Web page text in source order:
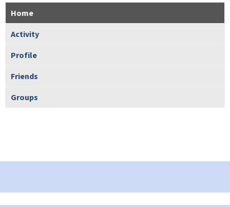
Home
Activity
Profile
Friends
Groups